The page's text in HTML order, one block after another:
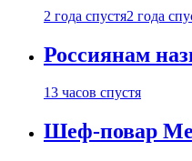
2 года спустя2 года
Россиянам
13 часов спустя
Шеф-повар